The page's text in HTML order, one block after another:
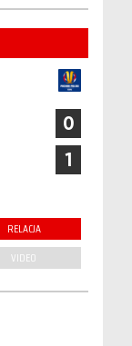
0
1
RELACJA
VIDEO